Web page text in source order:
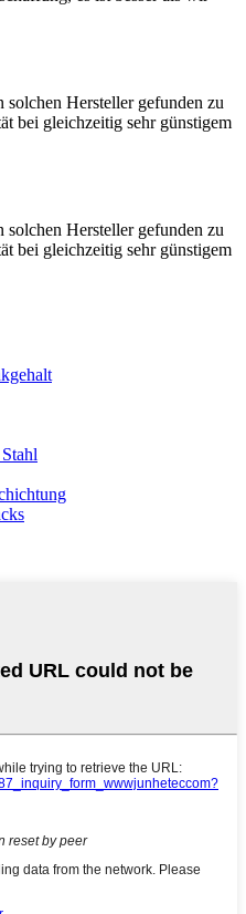
Hersteller gefunden zu
bei gleichzeitig sehr günstigem
Hersteller gefunden zu
bei gleichzeitig sehr günstigem